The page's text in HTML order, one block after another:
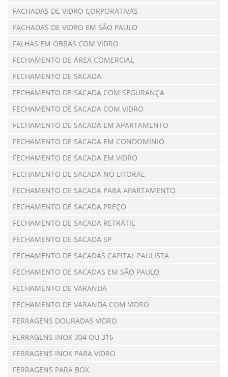
FACHADAS DE VIDRO CORPORATIVAS
FACHADAS DE VIDRO EM SÃO PAULO
FALHAS EM OBRAS COM VIDRO
FECHAMENTO DE ÁREA COMERCIAL
FECHAMENTO DE SACADA
FECHAMENTO DE SACADA COM SEGURANÇA
FECHAMENTO DE SACADA COM VIDRO
FECHAMENTO DE SACADA EM APARTAMENTO
FECHAMENTO DE SACADA EM CONDOMÍNIO
FECHAMENTO DE SACADA EM VIDRO
FECHAMENTO DE SACADA NO LITORAL
FECHAMENTO DE SACADA PARA APARTAMENTO
FECHAMENTO DE SACADA PREÇO
FECHAMENTO DE SACADA RETRÁTIL
FECHAMENTO DE SACADA SP
FECHAMENTO DE SACADAS CAPITAL PAULISTA
FECHAMENTO DE SACADAS EM SÃO PAULO
FECHAMENTO DE VARANDA
FECHAMENTO DE VARANDA COM VIDRO
FERRAGENS DOURADAS VIDRO
FERRAGENS INOX 304 OU 316
FERRAGENS INOX PARA VIDRO
FERRAGENS PARA BOX